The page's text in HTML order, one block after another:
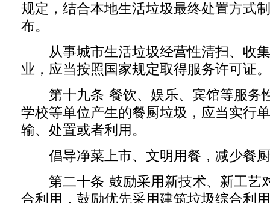
规定，结合本地生活垃圾最终处置方式
布。
从事城市生活垃圾经营性清扫、收
业，应当按照国家规定取得服务许可证。
第十九条 餐饮、娱乐、宾馆等服务
学校等单位产生的餐厨垃圾，应当实行
输、处置或者利用。
倡导净菜上市、文明用餐，减少餐
第二十条 鼓励采用新技术、新工艺
合利用，鼓励优先采用建筑垃圾综合利